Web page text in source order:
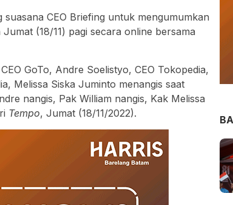
CEO Briefing untuk mengumumkan
(18/11) pagi secara online bersama
GoTo, Andre Soelistyo, CEO Tokopedia,
Melissa Siska Juminto menangis saat
nangis, Pak William nangis, Kak Melissa
Tempo, Jumat (18/11/2022).